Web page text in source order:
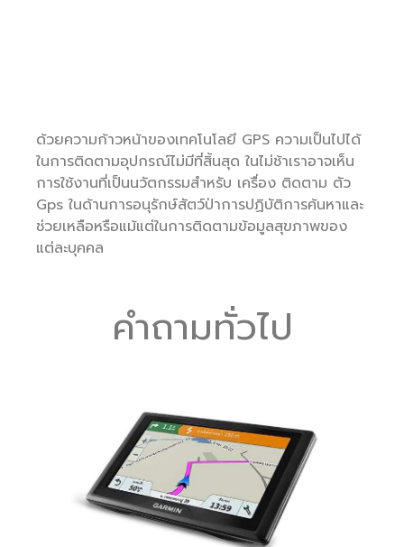
ด้วยความก้าวหน้าของเทคโนโลยี GPS ความเป็นไปได้
ในการติดตามอุปกรณ์ไม่มีที่สิ้นสุด ในไม่ช้าเราอาจเห็น
การใช้งานที่เป็นนวัตกรรมสำหรับ เครื่อง ติดตาม ตัว
Gps ในด้านการอนุรักษ์สัตว์ป่าการปฏิบัติการค้นหาและ
ช่วยเหลือหรือแม้แต่ในการติดตามข้อมูลสุขภาพของ
แต่ละบุคคล
คำถามทั่วไป